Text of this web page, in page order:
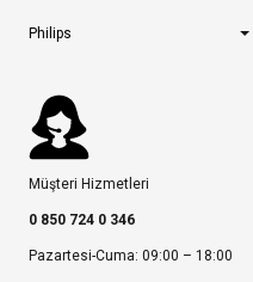
Philips
Müşteri Hizmetleri
0 850 724 0 346
Pazartesi-Cuma: 09:00 – 18:00